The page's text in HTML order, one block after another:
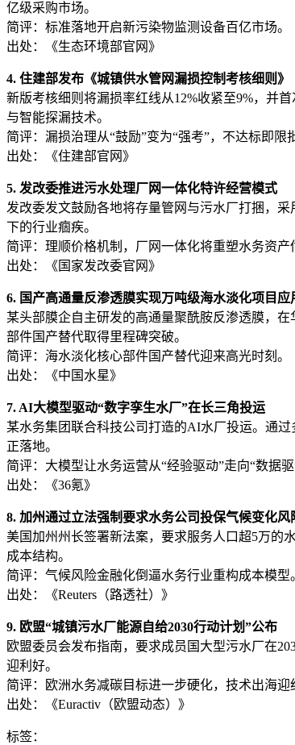
亿级采购市场。
简评：标准落地开启新污染物监测设备百亿市场。
出处：《生态环境部官网》
4. 住建部发布《城镇供水管网漏损控制考核细则》
新版考核细则将漏损率红线从12%收紧至9%，并
与智能探漏技术。
简评：漏损治理从“鼓励”变为“强考”，不达标即限
出处：《住建部官网》
5. 发改委推进污水处理厂网一体化特许经营模式
发改委发文鼓励各地将存量管网与污水厂打捆，
下的行业痼疾。
简评：理顺价格机制，厂网一体化将重塑水务资产
出处：《国家发改委官网》
6. 国产高通量反渗透膜实现万吨级海水淡化项目应
某头部膜企自主研发的高通量聚酰胺反渗透膜，
部件国产替代取得里程碑突破。
简评：海水淡化核心部件国产替代迎来高光时刻。
出处：《中国水星》
7. AI大模型驱动“数字孪生水厂”在长三角投运
某水务集团联合科技公司打造的AI水厂投运。通
正落地。
简评：大模型让水务运营从“经验驱动”走向“数据驱
出处：《36氪》
8. 加州通过立法强制要求水务公司投保气候变化风
美国加州州长签署新法案，要求服务人口超5万的
成本结构。
简评：气候风险金融化倒逼水务行业重构成本模型
出处：《Reuters（路透社）》
9. 欧盟“城镇污水厂能源自给2030行动计划”公布
欧盟委员会发布指南，要求成员国大型污水厂在
迎利好。
简评：欧洲水务减碳目标进一步硬化，技术出海迎
出处：《Euractiv（欧盟动态）》
标签：